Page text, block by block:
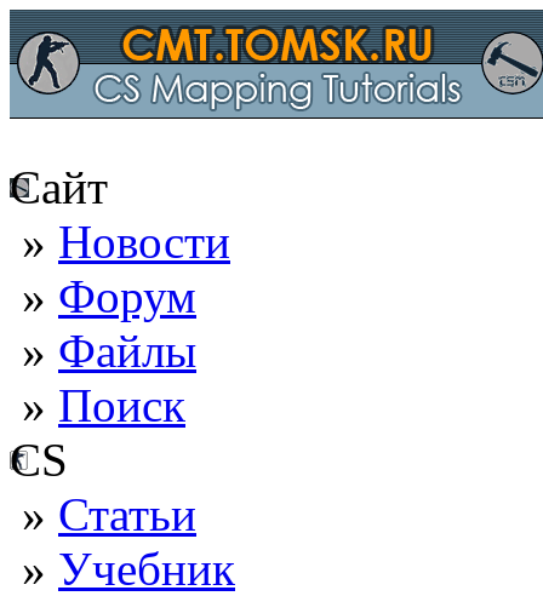
Сайт
» Новости
» Форум
» Файлы
» Поиск
CS
» Статьи
» Учебник